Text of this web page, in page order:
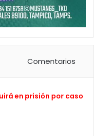
Comentarios
en prisión por caso